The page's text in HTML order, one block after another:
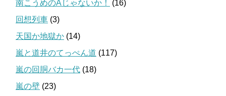
南こうめのAじゃないか！
(16)
回想列車 (3)
天国か地獄か (14)
嵐と道井のてっぺん道 (117)
嵐の回胴バカ一代 (18)
嵐の壁 (23)